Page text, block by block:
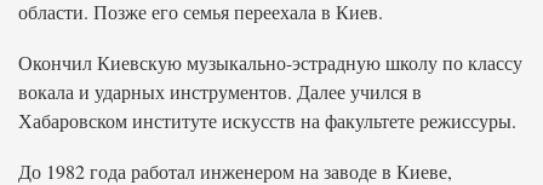
области. Позже его семья переехала в Киев.
Окончил Киевскую музыкально-эстрадную школу по классу
вокала и ударных инструментов. Далее учился в
Хабаровском институте искусств на факультете режиссуры.
До 1982 года работал инженером на заводе в Киеве,